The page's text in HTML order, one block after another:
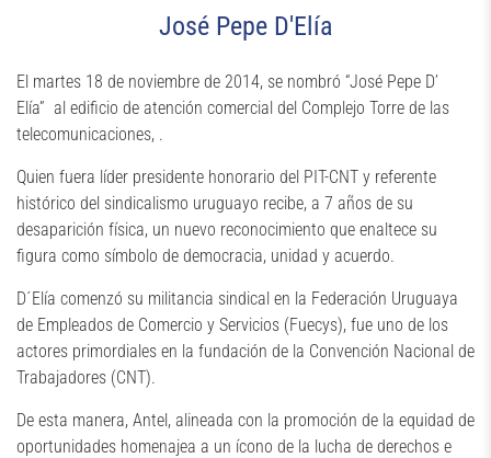
José Pepe D'Elía
El martes 18 de noviembre de 2014, se nombró “José Pepe D’
Elía” al edificio de atención comercial del Complejo Torre de las
telecomunicaciones, .
Quien fuera líder presidente honorario del PIT-CNT y referente
histórico del sindicalismo uruguayo recibe, a 7 años de su
desaparición física, un nuevo reconocimiento que enaltece su
figura como símbolo de democracia, unidad y acuerdo.
D´Elía comenzó su militancia sindical en la Federación Uruguaya
de Empleados de Comercio y Servicios (Fuecys), fue uno de los
actores primordiales en la fundación de la Convención Nacional de
Trabajadores (CNT).
De esta manera, Antel, alineada con la promoción de la equidad de
oportunidades homenajea a un ícono de la lucha de derechos e